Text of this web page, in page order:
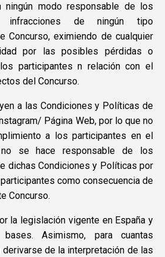
ningún modo responsable de los
infracciones de ningún tipo
Concurso, eximiendo de cualquier
por las posibles pérdidas o
participantes n relación con el
del Concurso.
a las Condiciones y Políticas de
Página Web, por lo que no
a los participantes en el
no se hace responsable de los
dichas Condiciones y Políticas por
como consecuencia de
Concurso.
la legislación vigente en España y
Asimismo, para cuantas
de la interpretación de las